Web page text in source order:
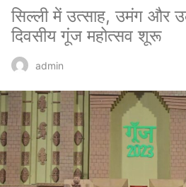
सिल्ली में उत्साह, उमंग और
दिवसीय गूंज महोत्सव शूरू
admin